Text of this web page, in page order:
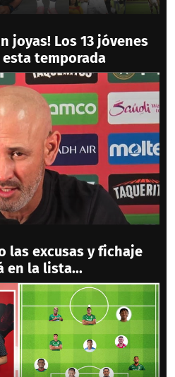
joyas! Los 13 jóvenes
temporada
las excusas y fichaje
en la lista...